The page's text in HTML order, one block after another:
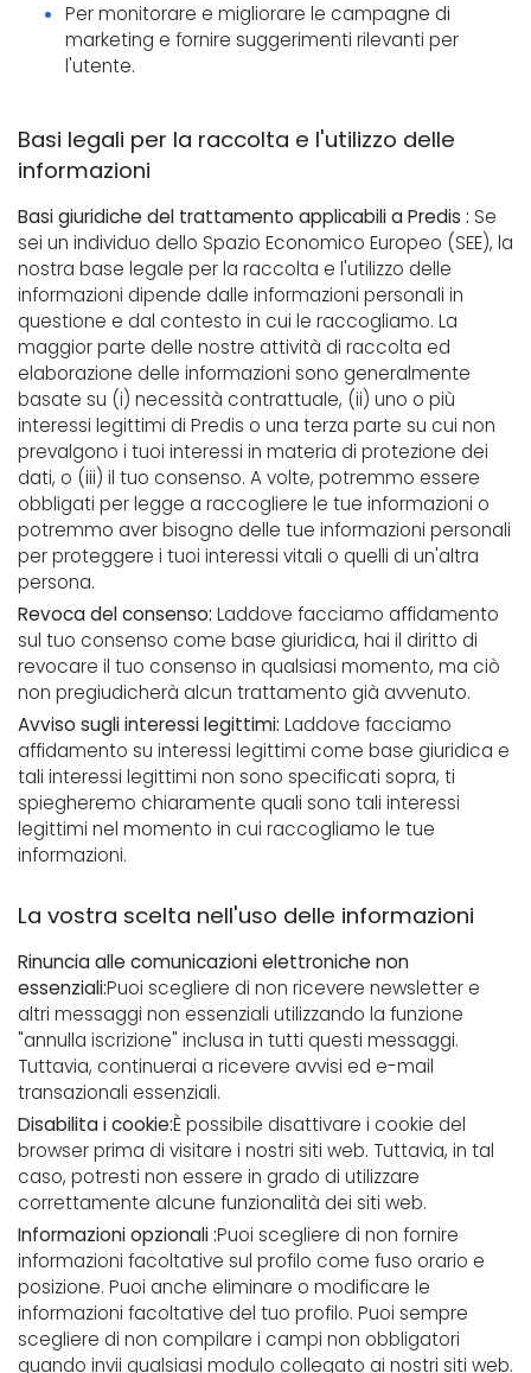
Per monitorare e migliorare le campagne di
marketing e fornire suggerimenti rilevanti per
l'utente.
Basi legali per la raccolta e l'utilizzo delle
informazioni
Basi giuridiche del trattamento applicabili a Predis : Se
sei un individuo dello Spazio Economico Europeo (SEE), la
nostra base legale per la raccolta e l'utilizzo delle
informazioni dipende dalle informazioni personali in
questione e dal contesto in cui le raccogliamo. La
maggior parte delle nostre attività di raccolta ed
elaborazione delle informazioni sono generalmente
basate su (i) necessità contrattuale, (ii) uno o più
interessi legittimi di Predis o una terza parte su cui non
prevalgono i tuoi interessi in materia di protezione dei
dati, o (iii) il tuo consenso. A volte, potremmo essere
obbligati per legge a raccogliere le tue informazioni o
potremmo aver bisogno delle tue informazioni personali
per proteggere i tuoi interessi vitali o quelli di un'altra
persona.
Revoca del consenso: Laddove facciamo affidamento
sul tuo consenso come base giuridica, hai il diritto di
revocare il tuo consenso in qualsiasi momento, ma ciò
non pregiudicherà alcun trattamento già avvenuto.
Avviso sugli interessi legittimi: Laddove facciamo
affidamento su interessi legittimi come base giuridica e
tali interessi legittimi non sono specificati sopra, ti
spiegheremo chiaramente quali sono tali interessi
legittimi nel momento in cui raccogliamo le tue
informazioni.
La vostra scelta nell'uso delle informazioni
Rinuncia alle comunicazioni elettroniche non
essenziali:Puoi scegliere di non ricevere newsletter e
altri messaggi non essenziali utilizzando la funzione
"annulla iscrizione" inclusa in tutti questi messaggi.
Tuttavia, continuerai a ricevere avvisi ed e-mail
transazionali essenziali.
Disabilita i cookie:È possibile disattivare i cookie del
browser prima di visitare i nostri siti web. Tuttavia, in tal
caso, potresti non essere in grado di utilizzare
correttamente alcune funzionalità dei siti web.
Informazioni opzionali :Puoi scegliere di non fornire
informazioni facoltative sul profilo come fuso orario e
posizione. Puoi anche eliminare o modificare le
informazioni facoltative del tuo profilo. Puoi sempre
scegliere di non compilare i campi non obbligatori
quando invii qualsiasi modulo collegato ai nostri siti web.